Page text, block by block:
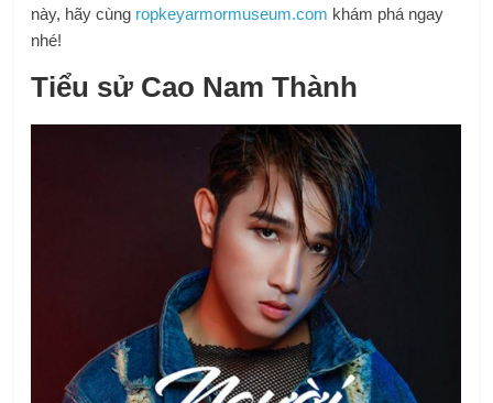
này, hãy cùng ropkeyarmormuseum.com khám phá ngay
nhé!
Tiểu sử Cao Nam Thành